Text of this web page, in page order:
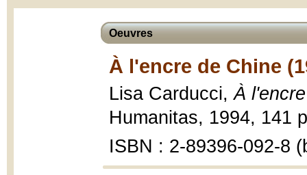
Oeuvres
À l'encre de Chine
Lisa Carducci,À
Humanitas, 1994, 141
ISBN : 2-89396-092-8